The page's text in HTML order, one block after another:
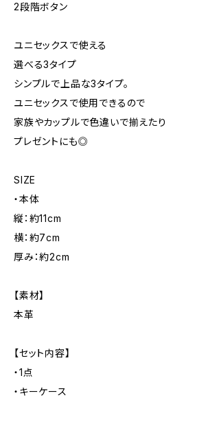
2段階ボタン
ユニセックスで使える
選べる3タイプ
シンプルで上品な3タイプ。
ユニセックスで使用できるので
家族やカップルで色違いで揃えたり
プレゼントにも◎
SIZE
・本体
縦：約11cm
横：約7cm
厚み：約2cm
【素材】
本革
【セット内容】
・1点
・キーケース